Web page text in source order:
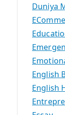
Duniya
English
English